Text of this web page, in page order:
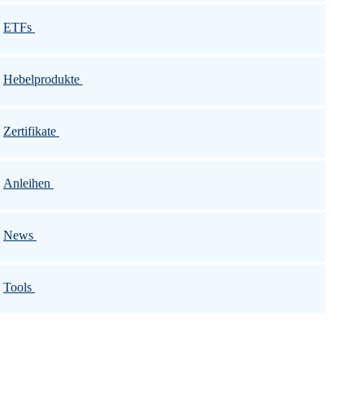
ETFs
Hebelprodukte
Zertifikate
Anleihen
News
Tools